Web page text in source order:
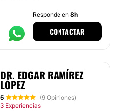
Responde en 8h
CONTACTAR
DR. EDGAR RAMÍREZ
LÓPEZ
5 (9 Opiniones)·
3 Experiencias